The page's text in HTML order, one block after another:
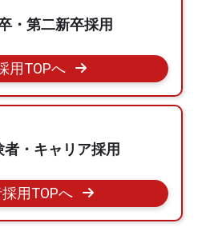
・第二新卒採用
用TOPへ
者・キャリア採用
用TOPへ